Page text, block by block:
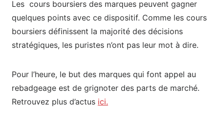
Les cours boursiers des marques peuvent gagner
quelques points avec ce dispositif. Comme les cours
boursiers définissent la majorité des décisions
stratégiques, les puristes n’ont pas leur mot à dire.
Pour l’heure, le but des marques qui font appel au
rebadgeage est de grignoter des parts de marché.
Retrouvez plus d’actus ici.